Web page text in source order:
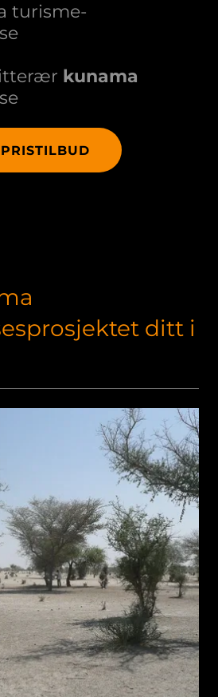
turisme-
kunama
ditt i